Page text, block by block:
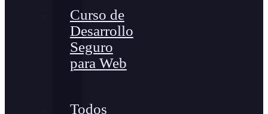
Curso de
Desarrollo
Seguro
para Web
Todos